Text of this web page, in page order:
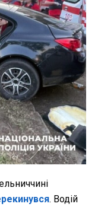
. Водій